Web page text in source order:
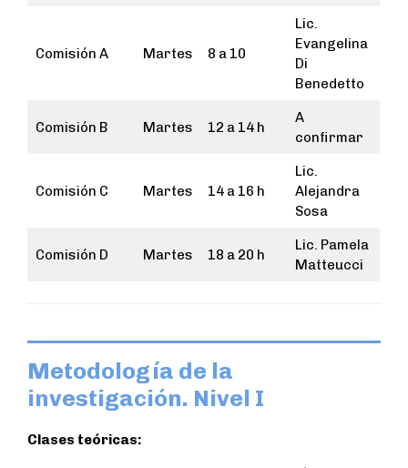
Comisión A Martes 8 a 10
Lic.
Evangelina
Di
Benedetto
Comisión B Martes 12 a 14 h
A
confirmar
Comisión C Martes 14 a 16 h
Lic.
Alejandra
Sosa
Comisión D Martes 18 a 20 h
Lic. Pamela
Matteucci
Metodología de la
investigación. Nivel I
Clases teóricas: